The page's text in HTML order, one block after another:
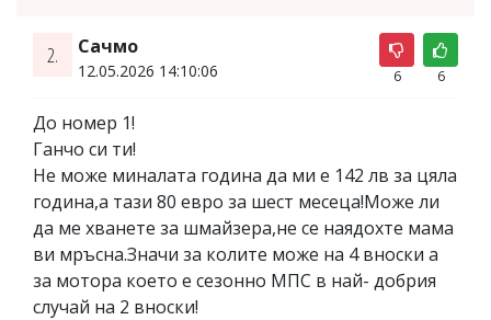
2. Сачмо
12.05.2026 14:10:06 6 6
До номер 1!
Ганчо си ти!
Не може миналата година да ми е 142 лв за цяла
година,а тази 80 евро за шест месеца!Може ли
да ме хванете за шмайзера,не се наядохте мама
ви мръсна.Значи за колите може на 4 вноски а
за мотора което е сезонно МПС в най- добрия
случай на 2 вноски!